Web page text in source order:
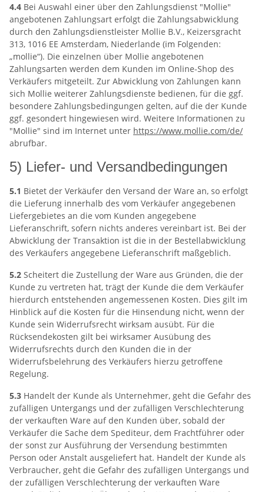
4.4 Bei Auswahl einer über den Zahlungsdienst "Mollie"
angebotenen Zahlungsart erfolgt die Zahlungsabwicklung
durch den Zahlungsdienstleister Mollie B.V., Keizersgracht
313, 1016 EE Amsterdam, Niederlande (im Folgenden:
„mollie“). Die einzelnen über Mollie angebotenen
Zahlungsarten werden dem Kunden im Online-Shop des
Verkäufers mitgeteilt. Zur Abwicklung von Zahlungen kann
sich Mollie weiterer Zahlungsdienste bedienen, für die ggf.
besondere Zahlungsbedingungen gelten, auf die der Kunde
ggf. gesondert hingewiesen wird. Weitere Informationen zu
"Mollie" sind im Internet unter https://www.mollie.com/de/
abrufbar.
5) Liefer- und Versandbedingungen
5.1 Bietet der Verkäufer den Versand der Ware an, so erfolgt
die Lieferung innerhalb des vom Verkäufer angegebenen
Liefergebietes an die vom Kunden angegebene
Lieferanschrift, sofern nichts anderes vereinbart ist. Bei der
Abwicklung der Transaktion ist die in der Bestellabwicklung
des Verkäufers angegebene Lieferanschrift maßgeblich.
5.2 Scheitert die Zustellung der Ware aus Gründen, die der
Kunde zu vertreten hat, trägt der Kunde die dem Verkäufer
hierdurch entstehenden angemessenen Kosten. Dies gilt im
Hinblick auf die Kosten für die Hinsendung nicht, wenn der
Kunde sein Widerrufsrecht wirksam ausübt. Für die
Rücksendekosten gilt bei wirksamer Ausübung des
Widerrufsrechts durch den Kunden die in der
Widerrufsbelehrung des Verkäufers hierzu getroffene
Regelung.
5.3 Handelt der Kunde als Unternehmer, geht die Gefahr des
zufälligen Untergangs und der zufälligen Verschlechterung
der verkauften Ware auf den Kunden über, sobald der
Verkäufer die Sache dem Spediteur, dem Frachtführer oder
der sonst zur Ausführung der Versendung bestimmten
Person oder Anstalt ausgeliefert hat. Handelt der Kunde als
Verbraucher, geht die Gefahr des zufälligen Untergangs und
der zufälligen Verschlechterung der verkauften Ware